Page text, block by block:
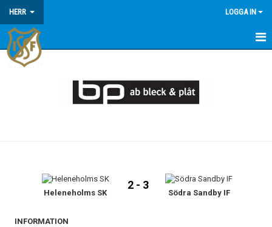
HERR LOGGA IN
HEM
Heleneholms SK
2 - 3
Södra Sandby IF
INFORMATION